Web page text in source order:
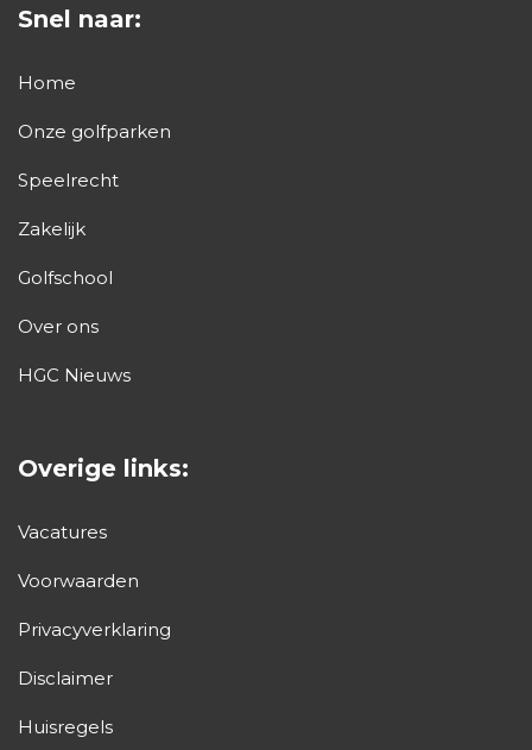
Snel naar:
Home
Onze golfparken
Speelrecht
Zakelijk
Golfschool
Over ons
HGC Nieuws
Overige links:
Vacatures
Voorwaarden
Privacyverklaring
Disclaimer
Huisregels